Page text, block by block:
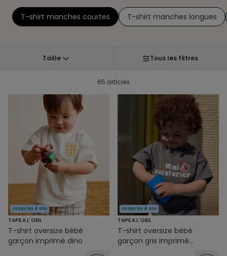
T-shirt manches courtes T-shirt manches longues
Taille Tous les filtres
65 articles
Jusqu'au 4 ans
TAPE A L'OEIL
T-shirt oversize bébé
garçon imprimé dino
Jusqu'au 4 ans
TAPE A L'OEIL
T-shirt oversize bébé
garçon gris imprimé